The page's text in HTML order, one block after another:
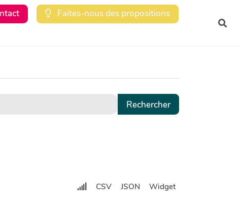
Faites-nous des propositions
CSV JSON Widget